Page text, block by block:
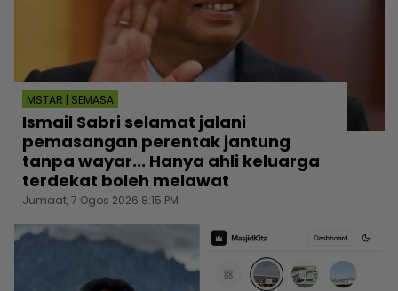
MSTAR | SEMASA
Ismail Sabri selamat jalani
pemasangan perentak jantung
tanpa wayar... Hanya ahli keluarga
terdekat boleh melawat
Jumaat, 7 Ogos 2026 8:15 PM